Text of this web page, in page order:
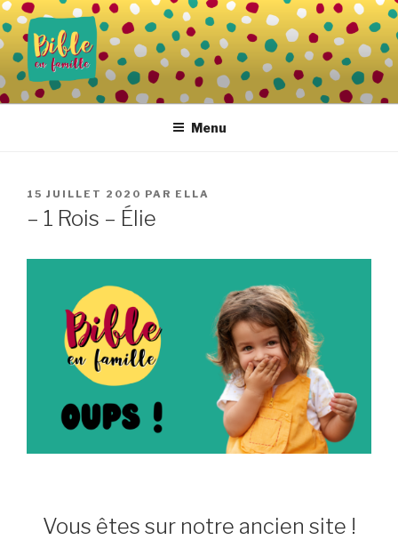
Aller
au
contenu
principal
BIBLE EN FAMILLE
Vivre la Parole de Dieu au quotidien
Menu
PUBLIÉ
15 JUILLET 2020 PAR ELLA
– 1 Rois – Élie
Vous êtes sur notre ancien site !